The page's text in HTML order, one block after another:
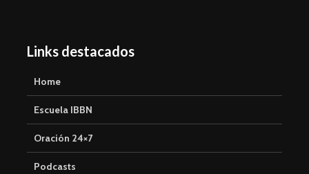
Links destacados
Home
Escuela IBBN
Oración 24×7
Podcasts